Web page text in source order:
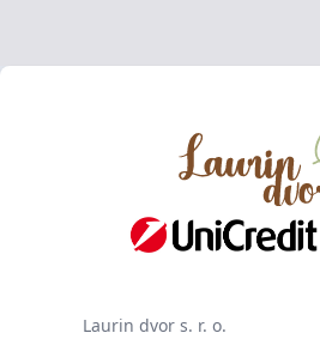
Laurin dvor s. r. o.